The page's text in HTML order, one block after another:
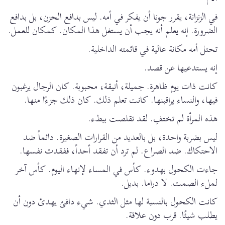
في الزنزانة، يقرر جونا أن يفكر في أمه. ليس بدافع الحزن، بل بدافع
الضرورة. إنه يعلم أنه يجب أن يستغل هذا المكان. كمكان للعمل.
تحتل أمه مكانة عالية في قائمته الداخلية.
إنه يستدعيها عن قصد.
كانت ذات يوم ظاهرة. جميلة، أنيقة، محبوبة. كان الرجال يرغبون
فيها، والنساء يراقبنها. كانت تعلم ذلك. كان ذلك جزءًا منها.
هذه المرأة لم تختفِ. لقد تقلصت ببطء.
ليس بضربة واحدة، بل بالعديد من القرارات الصغيرة. دائماً ضد
الاحتكاك. ضد الصراع. لم ترد أن تفقد أحداً، ففقدت نفسها.
جاءت الكحول بهدوء. كأس في المساء لإنهاء اليوم. كأس آخر
لملء الصمت. لا دراما. بديل.
كانت الكحول بالنسبة لها مثل الثدي. شيء دافئ يهدئ دون أن
يطلب شيئًا. قرب دون علاقة.